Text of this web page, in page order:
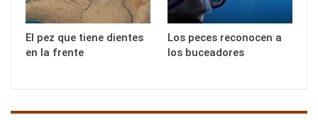
El pez que tiene dientes
en la frente
Los peces reconocen a
los buceadores